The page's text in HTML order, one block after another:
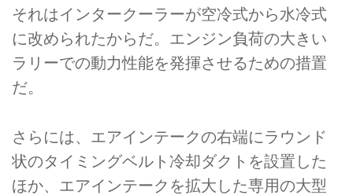
それはインタークーラーが空冷式から水冷式
に改められたからだ。エンジン負荷の大きい
ラリーでの動力性能を発揮させるための措置
だ。
さらには、エアインテークの右端にラウンド
状のタイミングベルト冷却ダクトを設置した
ほか、エアインテークを拡大した専用の大型